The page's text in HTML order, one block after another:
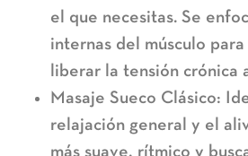
el que necesitas. Se
internas del músculo para
liberar la tensión crónica
Masaje Sueco Clásico:
relajación general y el
más suave, rítmico y